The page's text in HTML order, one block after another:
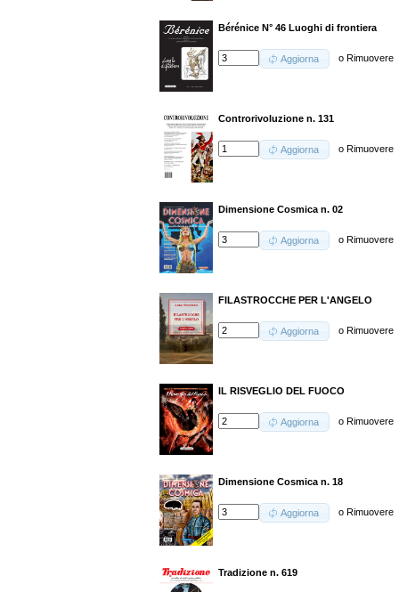
Bérénice N° 46 Luoghi di frontiera
Aggiorna oRimuovere
Controrivoluzione n. 131
Aggiorna oRimuovere
Dimensione Cosmica n. 02
Aggiorna oRimuovere
FILASTROCCHE PER L'ANGELO
Aggiorna oRimuovere
IL RISVEGLIO DEL FUOCO
Aggiorna oRimuovere
Dimensione Cosmica n. 18
Aggiorna oRimuovere
Tradizione n. 619